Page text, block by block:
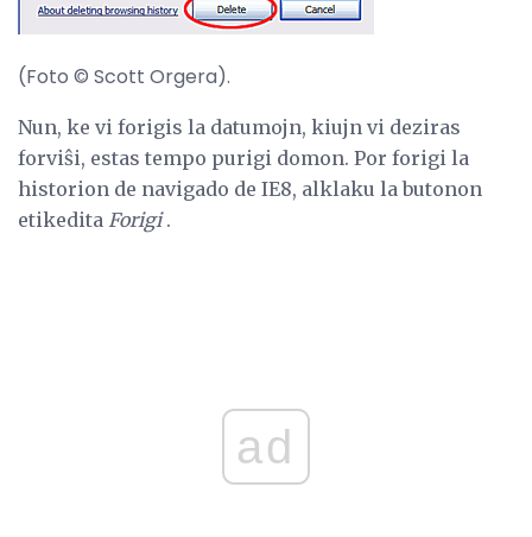
(Foto © Scott Orgera).
Nun, ke vi forigis la datumojn, kiujn vi deziras
forviŝi, estas tempo purigi domon. Por forigi la
historion de navigado de IE8, alklaku la butonon
etikedita Forigi.
ad